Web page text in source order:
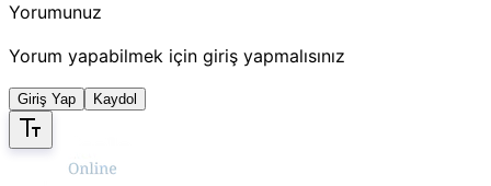
Yorumunuz
Yorum yapabilmek için giriş yapmalısınız
Giriş Yap Kaydol